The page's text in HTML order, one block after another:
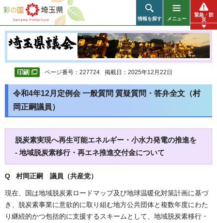
彩の国 埼玉県
情報を探す メニュー
緊急・防
災
ページ番号：227724 掲載日：2025年12月22日
令和4年12月定例会 一般質問 質疑質問・答弁全文（村
岡正嗣議員）
脱炭素実現へ再生可能エネルギー・小水力発電の推進を
- 地域脱炭素移行・再エネ推進交付金について
Q 村岡正嗣 議員（共産党）
現在、国は地域脱炭素ロードマップ及び地球温暖化対策計画に基づ
き、脱炭素事業に意欲的に取り組む地方公共団体と複数年度にわた
り継続的かつ包括的に支援するスキームとして、地域脱炭素移行・